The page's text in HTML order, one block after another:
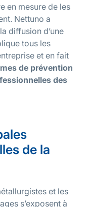
en mesure de les
Nettuno a
diffusion d’une
tous les
et en fait
de prévention
des
de la
et les
s’exposent à